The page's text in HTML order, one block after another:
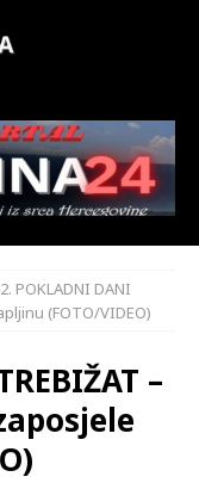
POKLADNI DANI
(FOTO/VIDEO)
–